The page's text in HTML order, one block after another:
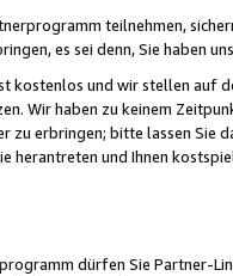
teilnehmen,
es sei denn, Sie haben
kostenlos und wir stellen auf
Wir haben zu keinem
zu erbringen; bitte lassen Sie
herantreten und Ihnen
dürfen Sie Partner-